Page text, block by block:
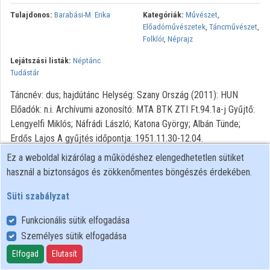
Közreműködők
Tulajdonos: Barabási-M. Erika Kategóriák: Művészet,
Előadóművészetek, Táncművészet,
Folklór, Néprajz
Lejátszási listák: Néptánc
Tudástár
Táncnév: dus; hajdútánc Helység: Szany Ország (2011): HUN
Előadók: n.i. Archívumi azonosító: MTA BTK ZTI Ft.94.1a-j Gyűjtő:
Lengyelfi Miklós; Náfrádi László; Katona György; Albán Tünde;
Erdős Lajos A gyűjtés időpontja: 1951.11.30-12.04.
Felhasználói szabályzat
Adatkezelési tájékoztató
Süti szabályzat
Ez a weboldal kizárólag a működéshez elengedhetetlen sütiket
használ a biztonságos és zökkenőmentes böngészés érdekében.
Süti szabályzat
Funkcionális sütik elfogadása
Személyes sütik elfogadása
Elfogad Elutasít